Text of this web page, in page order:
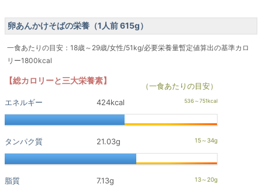
卵あんかけそばの栄養（1人前 615g）
一食あたりの目安：18歳～29歳/女性/51kg/必要栄養量暫定値算出の基準カロ
リー1800kcal
【総カロリーと三大栄養素】
（一食あたりの目安）
エネルギー
424kcal
タンパク質 21.03g
脂質 7.13g